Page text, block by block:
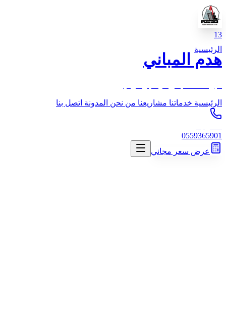
13
هدم المباني
الرئيسية خدماتنا مشاريعنا من نحن المدونة اتصل بنا
0559365901
عرض سعر مجاني
الرئيسية